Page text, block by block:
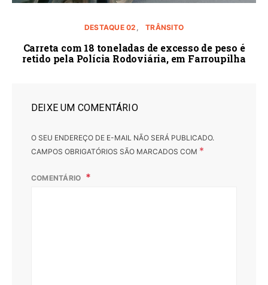
DESTAQUE 02 TRÂNSITO
Carreta com 18 toneladas de excesso de peso é
retido pela Polícia Rodoviária, em Farroupilha
DEIXE UM COMENTÁRIO
O SEU ENDEREÇO DE E-MAIL NÃO SERÁ PUBLICADO.
CAMPOS OBRIGATÓRIOS SÃO MARCADOS COM *
COMENTÁRIO